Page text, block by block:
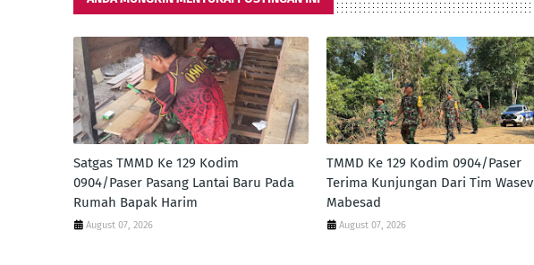
Satgas TMMD Ke 129 Kodim
0904/Paser Pasang Lantai Baru Pada
Rumah Bapak Harim
August 07, 2026
TMMD Ke 129 Kodim 0904/Paser
Terima Kunjungan Dari Tim Wasev
Mabesad
August 07, 2026